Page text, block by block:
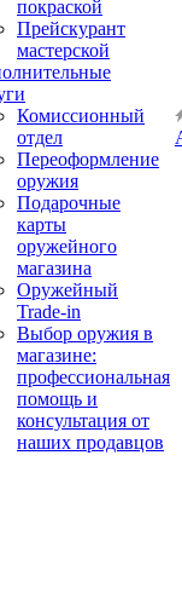
покраской
Прейскурант
мастерской
Комиссионный
отдел
Переоформление
оружия
Подарочные
карты
оружейного
магазина
Оружейный
Trade-in
Выбор оружия в
магазине:
профессиональная
помощь и
консультация от
наших продавцов